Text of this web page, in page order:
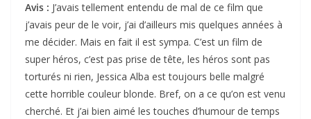
Avis : J’avais tellement entendu de mal de ce film que
j’avais peur de le voir, j’ai d’ailleurs mis quelques années à
me décider. Mais en fait il est sympa. C’est un film de
super héros, c’est pas prise de tête, les héros sont pas
torturés ni rien, Jessica Alba est toujours belle malgré
cette horrible couleur blonde. Bref, on a ce qu’on est venu
cherché. Et j’ai bien aimé les touches d’humour de temps